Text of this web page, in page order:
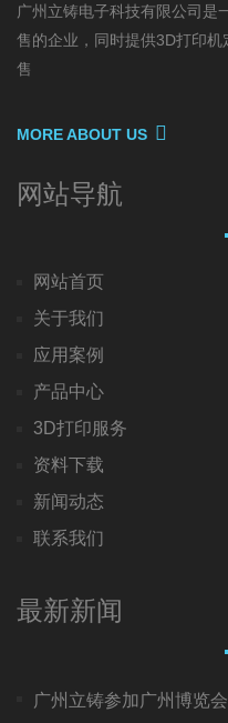
广州立铸电子科技有限公司是
售的企业，同时提供3D打印
售
MORE ABOUT US
网站导航
网站首页
关于我们
应用案例
产品中心
3D打印服务
资料下载
新闻动态
联系我们
最新新闻
广州立铸参加广州博览